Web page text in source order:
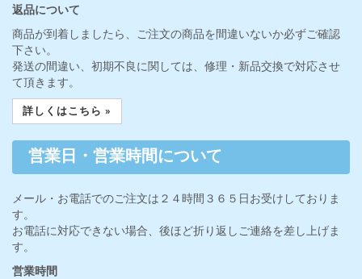
返品について
商品が到着しましたら、ご注文の商品を間違いないか必ずご確認
下さい。
発送の間違い、初期不良に関しては、修理・新品交換で対応させ
て頂きます。
詳しくはこちら »
営業日・営業時間について
メール・お電話でのご注文は２４時間３６５日お受けしておりま
す。
お電話に対応できない場合、後ほど折り返しご連絡を差し上げま
す。
営業時間